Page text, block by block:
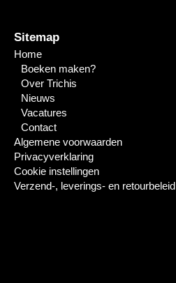
Sitemap
Home
Boeken maken?
Over Trichis
Nieuws
Vacatures
Contact
Algemene voorwaarden
Privacyverklaring
Cookie instellingen
Verzend-, leverings- en retourbeleid